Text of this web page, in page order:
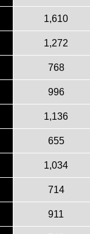
1,610
1,272
768
996
1,136
655
1,034
714
911